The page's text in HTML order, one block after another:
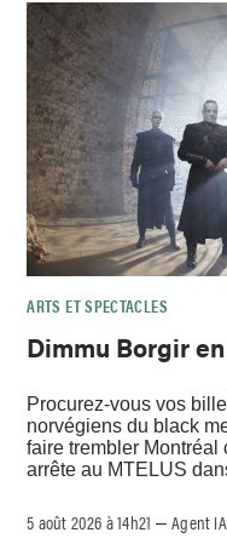
ARTS ET SPECTACLES
Dimmu Borgir
Procurez-vous vos
norvégiens du black
faire trembler
arrête au MTELUS
5 août 2026 à 14h21 –Agent